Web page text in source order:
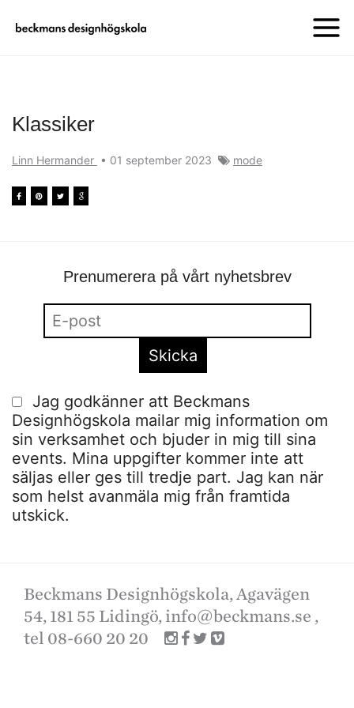
Klassiker
Linn Hermander • 01 september 2023 mode
Prenumerera på vårt nyhetsbrev
Jag godkänner att Beckmans
Designhögskola mailar mig information om
sin verksamhet och bjuder in mig till sina
events. Mina uppgifter kommer inte att
säljas eller ges till tredje part. Jag kan när
som helst avanmäla mig från framtida
utskick.
Beckmans Designhögskola, Agavägen
54, 181 55 Lidingö, info@beckmans.se ,
tel 08-660 20 20